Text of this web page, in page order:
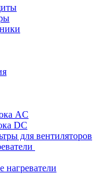
AC
DC
для вентиляторов